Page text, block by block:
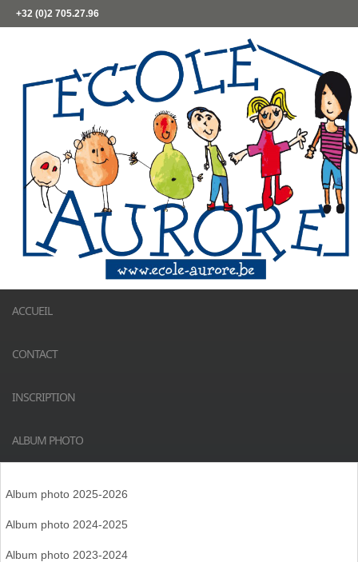
+32 (0)2 705.27.96
ACCUEIL
CONTACT
INSCRIPTION
ALBUM PHOTO
Album photo 2025-2026
Album photo 2024-2025
Album photo 2023-2024